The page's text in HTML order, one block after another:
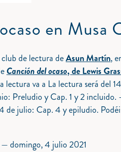
en Musa
de lectura deAsun Martín,
Canción del ocaso, de Lewis
lectura va a La lectura será del
Preludio y Cap. 1 y 2 incluido.
de julio: Cap. 4 y epiludio.
—domingo, 4 julio 2021